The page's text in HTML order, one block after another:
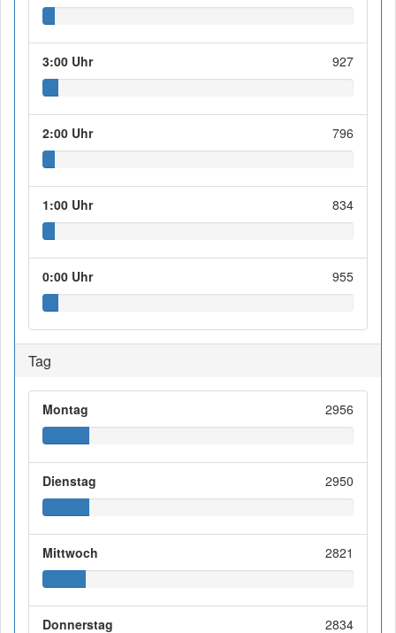
3:00 Uhr 927
2:00 Uhr 796
1:00 Uhr 834
0:00 Uhr 955
Tag
Montag 2956
Dienstag 2950
Mittwoch 2821
Donnerstag 2834